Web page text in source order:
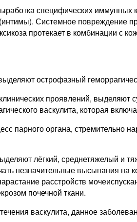
специфических иммунных
Системное повреждение
протекает в комбинации с
острофазный
проявлений,
васкулита, которая
парного органа, стремительно
лёгкий, среднетяжелый и
незначительные высыпания на
расстройств
почечной ткани.
васкулита, данное